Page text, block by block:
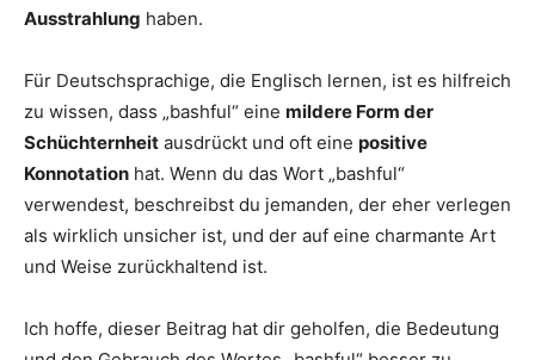
Ausstrahlung haben.
Für Deutschsprachige, die Englisch lernen, ist es hilfreich
zu wissen, dass „bashful“ eine mildere Form der
Schüchternheit ausdrückt und oft eine positive
Konnotation hat. Wenn du das Wort „bashful“
verwendest, beschreibst du jemanden, der eher verlegen
als wirklich unsicher ist, und der auf eine charmante Art
und Weise zurückhaltend ist.
Ich hoffe, dieser Beitrag hat dir geholfen, die Bedeutung